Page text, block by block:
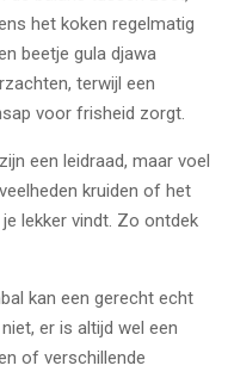
het koken regelmatig
beetje gula djawa
terwijl een
voor frisheid zorgt.
een leidraad, maar voel
kruiden of het
lekker vindt. Zo ontdek
kan een gerecht echt
er is altijd wel een
of verschillende